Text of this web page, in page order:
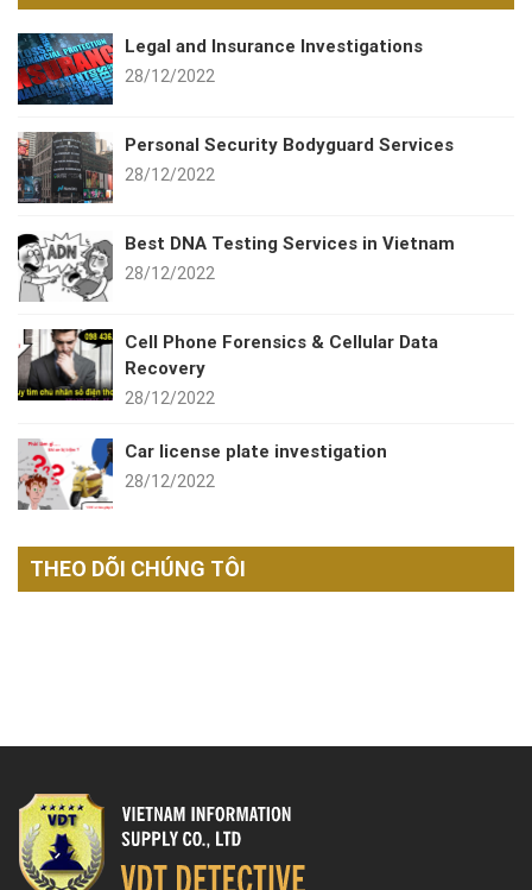
Legal and Insurance Investigations
28/12/2022
Personal Security Bodyguard Services
28/12/2022
Best DNA Testing Services in Vietnam
28/12/2022
Cell Phone Forensics & Cellular Data
Recovery
28/12/2022
Car license plate investigation
28/12/2022
THEO DÕI CHÚNG TÔI